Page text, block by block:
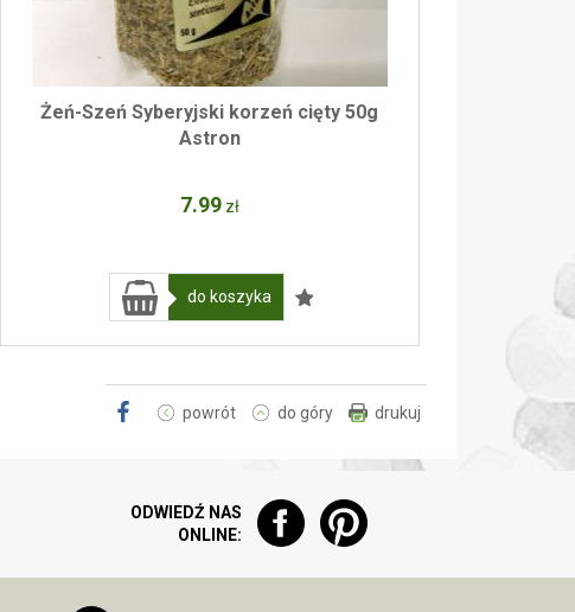
Żeń-Szeń Syberyjski korzeń cięty 50g
Astron
7.99 zł
do koszyka
powrót do góry drukuj
ODWIEDŹ NAS
ONLINE: